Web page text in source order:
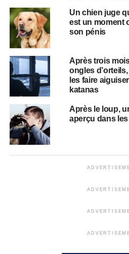
Un chien juge
est un moment
son pénis
Après trois
ongles
les faire
katanas
Après le loup,
aperçu dans